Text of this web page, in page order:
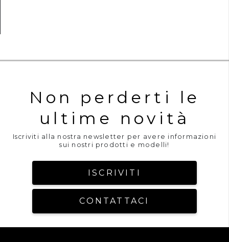
Non perderti le
ultime novità
Iscriviti alla nostra newsletter per avere informazioni
sui nostri prodotti e modelli!
ISCRIVITI
CONTATTACI